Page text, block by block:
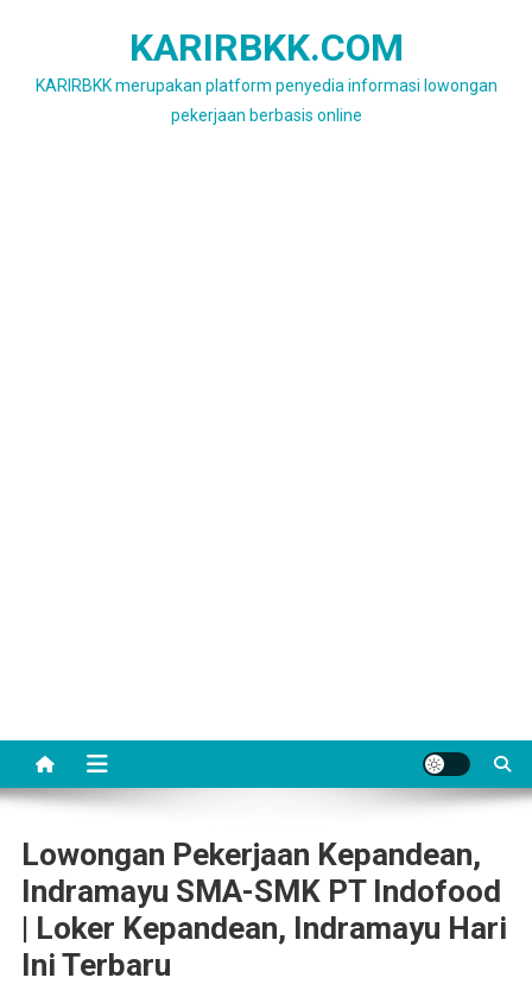
KARIRBKK.COM
KARIRBKK merupakan platform penyedia informasi lowongan
pekerjaan berbasis online
Lowongan Pekerjaan Kepandean,
Indramayu SMA-SMK PT Indofood
| Loker Kepandean, Indramayu Hari
Ini Terbaru